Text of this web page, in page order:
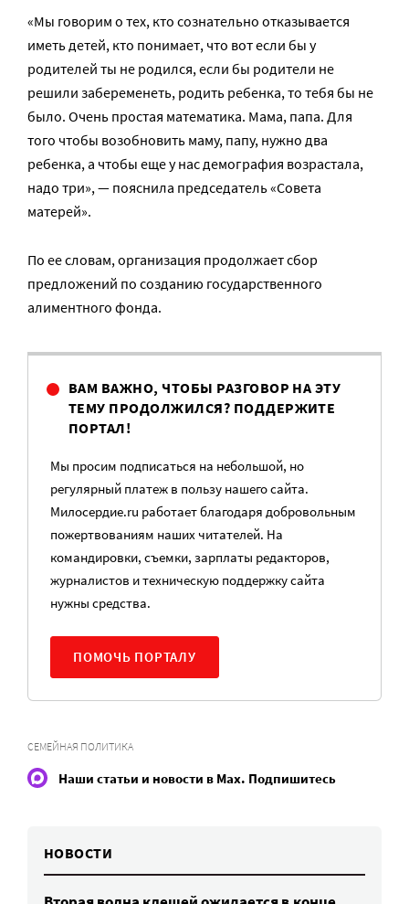
«Мы говорим о тех, кто сознательно отказывается
иметь детей, кто понимает, что вот если бы у
родителей ты не родился, если бы родители не
решили забеременеть, родить ребенка, то тебя бы не
было. Очень простая математика. Мама, папа. Для
того чтобы возобновить маму, папу, нужно два
ребенка, а чтобы еще у нас демография возрастала,
надо три», — пояснила председатель «Совета
матерей».
По ее словам, организация продолжает сбор
предложений по созданию государственного
алиментного фонда.
ВАМ ВАЖНО, ЧТОБЫ РАЗГОВОР НА ЭТУ
ТЕМУ ПРОДОЛЖИЛСЯ? ПОДДЕРЖИТЕ
ПОРТАЛ!
Мы просим подписаться на небольшой, но
регулярный платеж в пользу нашего сайта.
Милосердие.ru работает благодаря добровольным
пожертвованиям наших читателей. На
командировки, съемки, зарплаты редакторов,
журналистов и техническую поддержку сайта
нужны средства.
ПОМОЧЬ ПОРТАЛУ
СЕМЕЙНАЯ ПОЛИТИКА
Наши статьи и новости в Max. Подпишитесь
НОВОСТИ